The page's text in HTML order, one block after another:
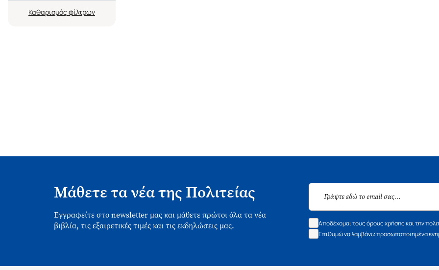
Καθαρισμός
Μάθετε τα νέα της Πολιτείας
Εγγραφείτε στο newsletter μας και μάθετε πρώτοι όλα τα νέα
βιβλία, τις εξαιρετικές τιμές και τις εκδηλώσεις μας.
Αποδέχομαι τους όρους χρήσης και την
Επιθυμώ να λαμβάνω προσωποποιημένα